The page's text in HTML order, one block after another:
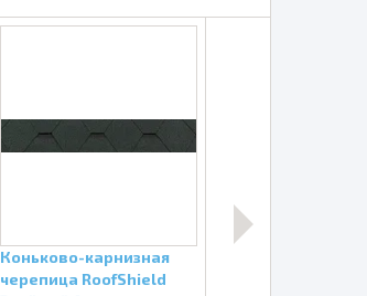
Коньково-карнизная
черепица RoofShield